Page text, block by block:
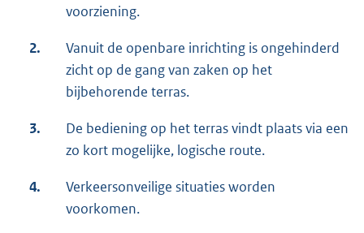
voorziening.
2.
Vanuit de openbare inrichting is ongehinderd
zicht op de gang van zaken op het
bijbehorende terras.
3.
De bediening op het terras vindt plaats via een
zo kort mogelijke, logische route.
4.
Verkeersonveilige situaties worden
voorkomen.